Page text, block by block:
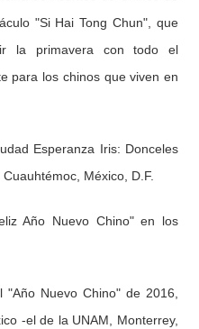
"Si Hai Tong Chun", que
la primavera con todo el
para los chinos que viven en
Esperanza Iris: Donceles
México, D.F.
Año Nuevo Chino" en los
"Año Nuevo Chino" de 2016,
-el de la UNAM, Monterrey,